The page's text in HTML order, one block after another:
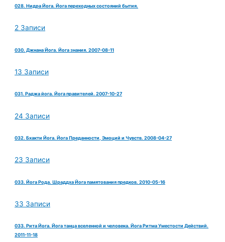
028. Нидра Йога. Йога переходных состояний бытия.
2 Записи
030. Джнана Йога. Йога знания. 2007-08-11
13 Записи
031. Раджа йога. Йога правителей. 2007-10-27
24 Записи
032. Бхакти Йога. Йога Преданности, Эмоций и Чувств. 2008-04-27
23 Записи
033. Йога Рода. Шраддха Йога памятования предков. 2010-05-16
33 Записи
033. Рита Йога. Йога танца вселенной и человека. Йога Ритма Уместости Действий.
2011-11-18